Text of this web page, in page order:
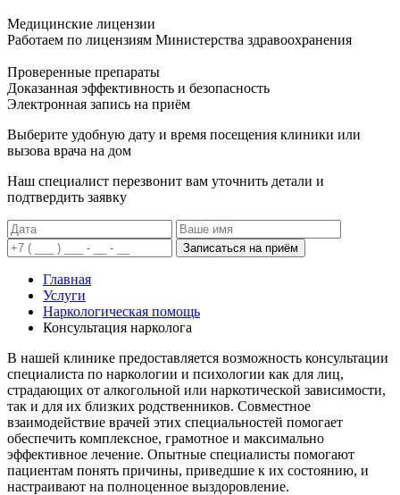
Медицинские лицензии
Работаем по лицензиям Министерства здравоохранения
Проверенные препараты
Доказанная эффективность и безопасность
Электронная запись на приём
Выберите удобную дату и время посещения клиники или
вызова врача на дом
Наш специалист перезвонит вам уточнить детали и
подтвердить заявку
Записаться на приём
Главная
Услуги
Наркологическая помощь
Консультация нарколога
В нашей клинике предоставляется возможность консультации
специалиста по наркологии и психологии как для лиц,
страдающих от алкогольной или наркотической зависимости,
так и для их близких родственников. Совместное
взаимодействие врачей этих специальностей помогает
обеспечить комплексное, грамотное и максимально
эффективное лечение. Опытные специалисты помогают
пациентам понять причины, приведшие к их состоянию, и
настраивают на полноценное выздоровление.